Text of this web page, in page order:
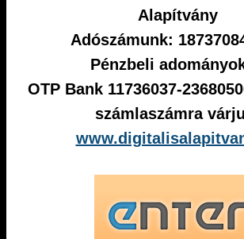
Alapítvány
Adószámunk:
Pénzbeli
OTP Bank 11736037-
számlaszámra